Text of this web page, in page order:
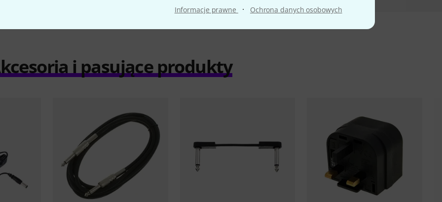
Informacje prawne · Ochrona danych osobowych
i pasujące produkty